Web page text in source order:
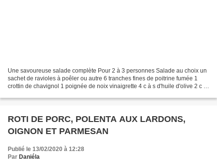
Une savoureuse salade complète Pour 2 à 3 personnes Salade au choix un
sachet de ravioles à poêler ou autre 6 tranches fines de poitrine fumée 1
crottin de chavignol 1 poignée de noix vinaigrette 4 c à s d'huile d'olive 2 c à
ROTI DE PORC, POLENTA AUX LARDONS,
OIGNON ET PARMESAN
Publié le 13/02/2020 à 12:28
Par Daniéla